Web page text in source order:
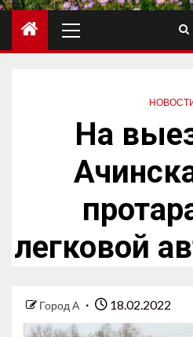
На
легковой
Город А 18.02.2022